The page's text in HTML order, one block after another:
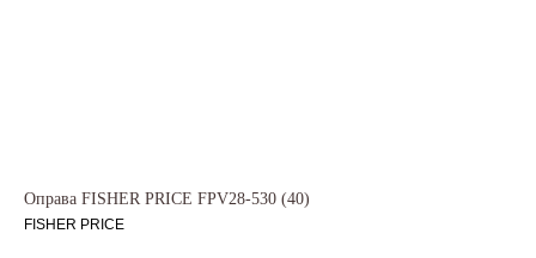
Оправа FISHER PRICE FPV28-530 (40)
FISHER PRICE